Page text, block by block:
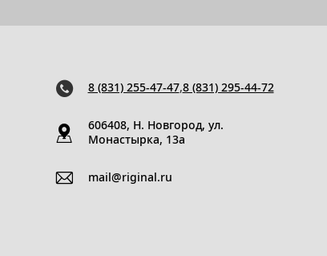
8 (831) 255-47-47,8 (831) 295-44-72
606408, Н. Новгород, ул.
Монастырка, 13a
mail@riginal.ru